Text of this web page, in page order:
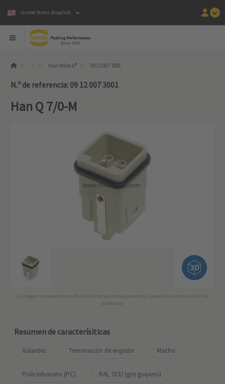
United States (Español)
... Han-Yellock® 09 12 007 3001
N.º de referencia: 09 12 007 3001
Han Q 7/0-M
La imagen se muestra con fines ilustrativos exclusivamente. Consulte la descripción del
producto.
Resumen de caracterísiticas
Aislantes Terminación de engaste Macho
Policarbonato (PC) RAL 7032 (gris guijarro)